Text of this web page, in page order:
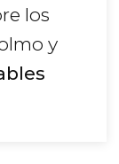
los
y